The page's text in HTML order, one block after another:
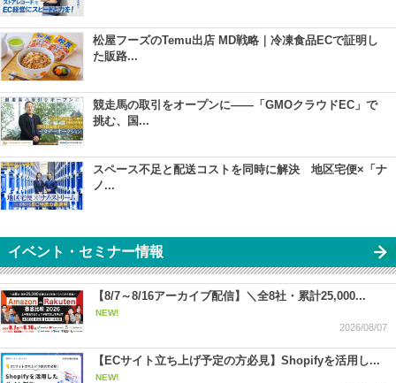
松屋フーズのTemu出店 MD戦略｜冷凍食品ECで証明し
た販路...
競走馬の取引をオープンに――「GMOクラウドEC」で
挑む、国...
スペース不足と配送コストを同時に解決 地区宅便×「ナ
ノ...
イベント・セミナー情報
【8/7～8/16アーカイブ配信】＼全8社・累計25,000...
NEW!
2026/08/07
【ECサイト立ち上げ予定の方必見】Shopifyを活用し...
NEW!